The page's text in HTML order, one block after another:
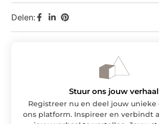
Delen:
Stuur ons jouw
Registreer nu en deel jouw unieke
ons platform. Inspireer en verbindt